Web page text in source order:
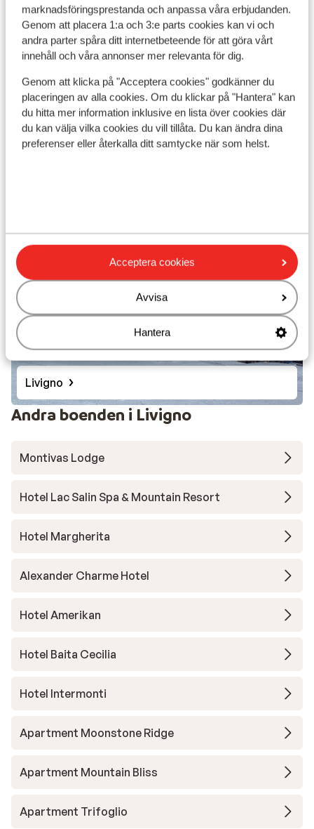
marknadsföringsprestanda och anpassa våra erbjudanden.
Genom att placera 1:a och 3:e parts cookies kan vi och
andra parter spåra ditt internetbeteende för att göra vårt
innehåll och våra annonser mer relevanta för dig.
Genom att klicka på "Acceptera cookies" godkänner du
placeringen av alla cookies. Om du klickar på "Hantera" kan
du hitta mer information inklusive en lista över cookies där
du kan välja vilka cookies du vill tillåta. Du kan ändra dina
preferenser eller återkalla ditt samtycke när som helst.
Acceptera cookies
Avvisa
Hantera
Trendigt och modernt hotell
Direkt vid backen
Lör 28 Nov. - Lör 5 Dec.
Halvpension 2person
pris per person från
14 755:-
Visa
Livigno
Andra boenden i Livigno
Montivas Lodge
Hotel Lac Salin Spa & Mountain Resort
Hotel Margherita
Alexander Charme Hotel
Hotel Amerikan
Hotel Baita Cecilia
Hotel Intermonti
Apartment Moonstone Ridge
Apartment Mountain Bliss
Apartment Trifoglio